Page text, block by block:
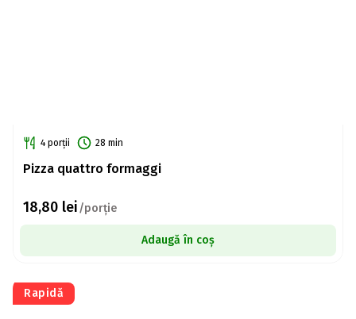
4 porții 28 min
Pizza quattro formaggi
18,80 lei/porție
Adaugă în coș
Rapidă